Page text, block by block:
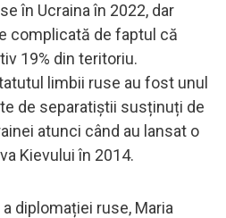
în Ucraina în 2022, dar
complicată de faptul că
19% din teritoriu.
limbii ruse au fost unul
de separatiștii susținuți de
atunci când au lansat o
Kievului în 2014.
diplomației ruse, Maria